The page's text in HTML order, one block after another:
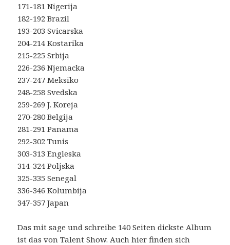
171-181 Nigerija
182-192 Brazil
193-203 Svicarska
204-214 Kostarika
215-225 Srbija
226-236 Njemacka
237-247 Meksiko
248-258 Svedska
259-269 J. Koreja
270-280 Belgija
281-291 Panama
292-302 Tunis
303-313 Engleska
314-324 Poljska
325-335 Senegal
336-346 Kolumbija
347-357 Japan
Das mit sage und schreibe 140 Seiten dickste Album
ist das von Talent Show. Auch hier finden sich